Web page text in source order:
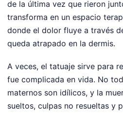
de la última vez que rieron
transforma en un espacio
donde el dolor fluye a través
queda atrapado en la dermis.
A veces, el tatuaje sirve para
fue complicada en vida. No
maternos son idílicos, y la
sueltos, culpas no resueltas y